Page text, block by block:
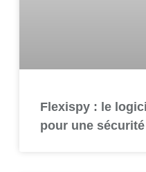
Flexispy : le
pour une